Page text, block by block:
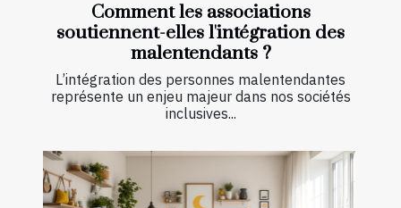
Comment les associations
soutiennent-elles l'intégration des
malentendants ?
L’intégration des personnes malentendantes
représente un enjeu majeur dans nos sociétés
inclusives...